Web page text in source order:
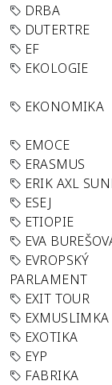
DRBA
DUTERTRE
EF
EKOLOGIE
EKONOMIKA
EMOCE
ERASMUS
ERIK AXL
ESEJ
ETIOPIE
EVA
EVROPSKÝ
PARLAMENT
EXIT TOUR
EXMUSLIMKA
EXOTIKA
EYP
FABRIKA